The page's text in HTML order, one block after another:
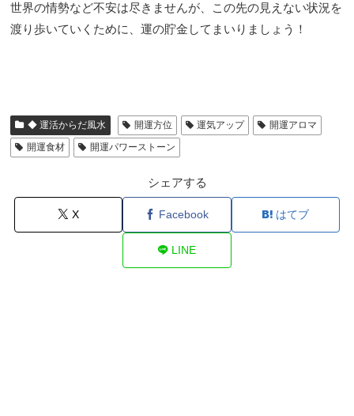
世界の情勢など不安は尽きませんが、この先の見えない状況を
渡り歩いていくために、運の貯金してまいりましょう！
◆ 運活からだ風水 開運方位 運気アップ
開運アロマ
開運食材
開運パワーストーン
シェアする
X Facebook はてブ
LINE